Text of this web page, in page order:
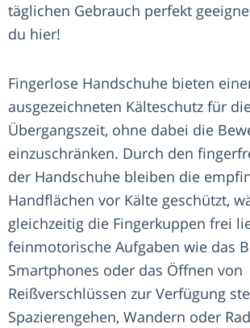
täglichen Gebrauch perfekt
du hier!
Fingerlose Handschuhe bieten
ausgezeichneten Kälteschutz für
Übergangszeit, ohne dabei die
einzuschränken. Durch den
der Handschuhe bleiben die
Handflächen vor Kälte geschützt,
gleichzeitig die Fingerkuppen frei
feinmotorische Aufgaben wie das
Smartphones oder das Öffnen von
Reißverschlüssen zur Verfügung
Spazierengehen, Wandern oder